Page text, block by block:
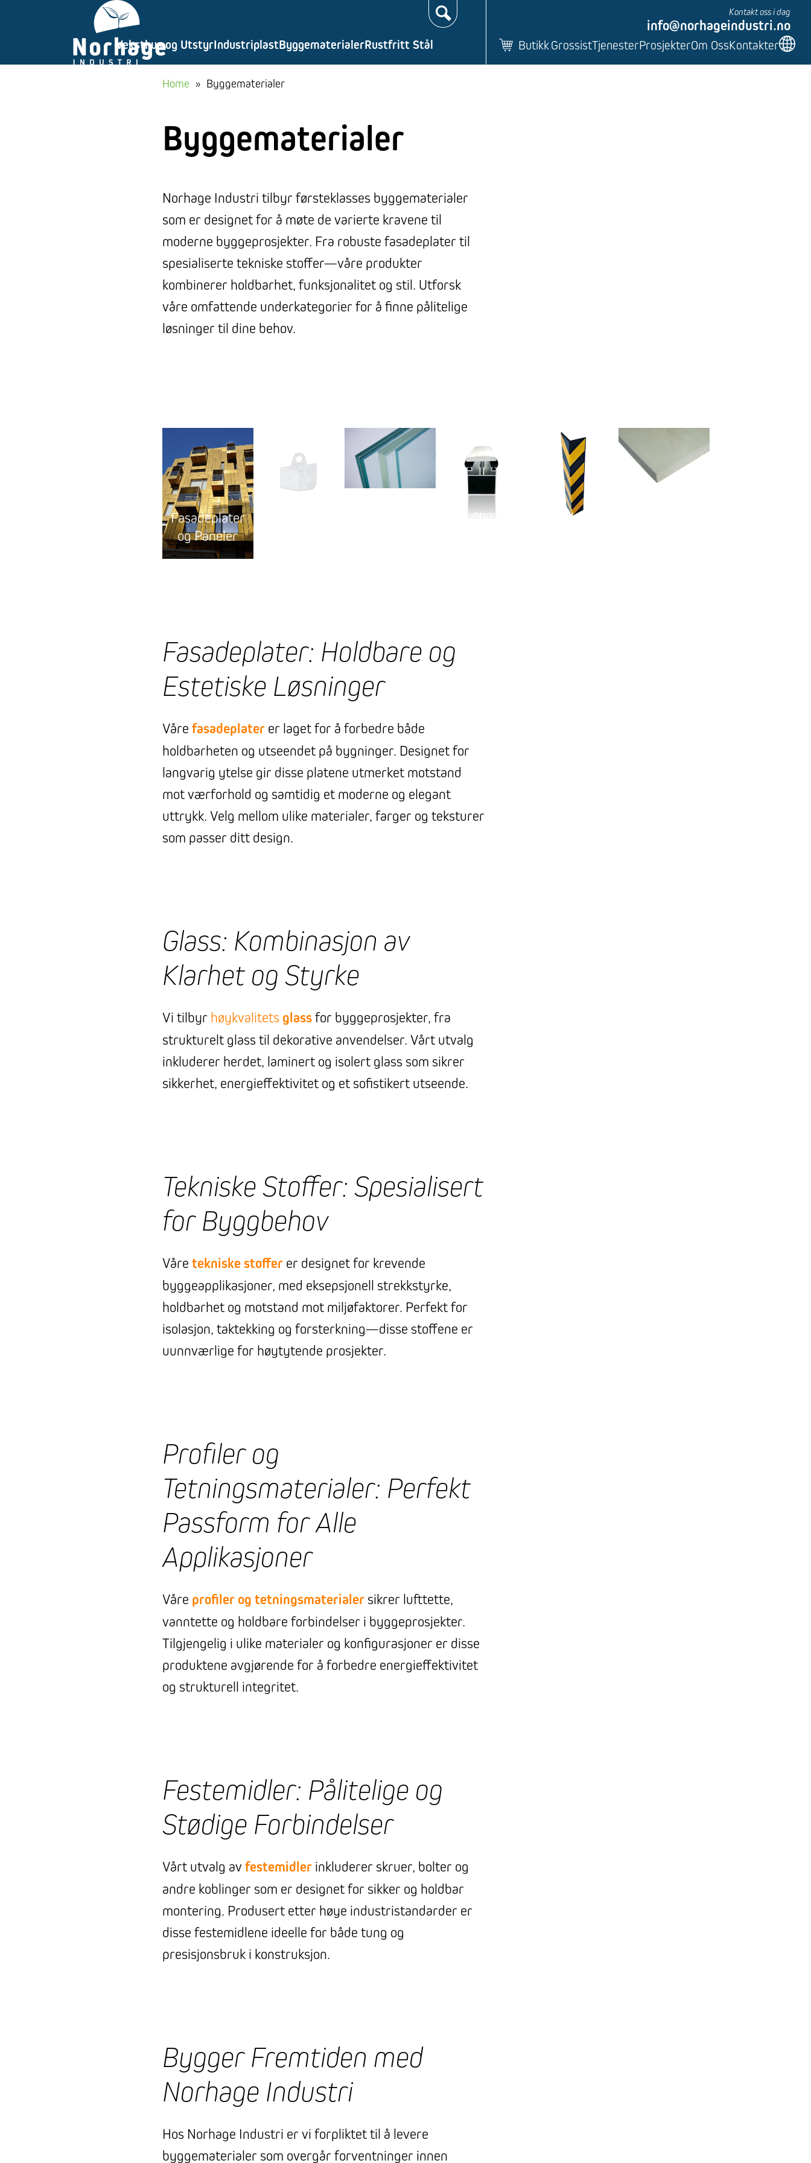
Søk…
Veksthus og UtstyrIndustriplastByggematerialerRustfritt Stål ButikkGrossistTjenesterProsjekterOm OssKontakter
Kontakt oss i dag
info@norhageindustri.no
Home » Byggematerialer
Byggematerialer
Norhage Industri tilbyr førsteklasses byggematerialer
som er designet for å møte de varierte kravene til
moderne byggeprosjekter. Fra robuste fasadeplater til
spesialiserte tekniske stoffer—våre produkter
kombinerer holdbarhet, funksjonalitet og stil. Utforsk
våre omfattende underkategorier for å finne pålitelige
løsninger til dine behov.
Fasadeplater
og Paneler
Profiler og
Sikkerhet for
Fasadeplater: Holdbare og
Estetiske Løsninger
Våre fasadeplater er laget for å forbedre både
holdbarheten og utseendet på bygninger. Designet for
langvarig ytelse gir disse platene utmerket motstand
mot værforhold og samtidig et moderne og elegant
uttrykk. Velg mellom ulike materialer, farger og teksturer
som passer ditt design.
Glass: Kombinasjon av
Klarhet og Styrke
Vi tilbyr høykvalitets glassfor byggeprosjekter, fra
strukturelt glass til dekorative anvendelser. Vårt utvalg
inkluderer herdet, laminert og isolert glass som sikrer
sikkerhet, energieffektivitet og et sofistikert utseende.
Tekniske Stoffer: Spesialisert
for Byggbehov
Våre tekniske stofferer designet for krevende
byggeapplikasjoner, med eksepsjonell strekkstyrke,
holdbarhet og motstand mot miljøfaktorer. Perfekt for
isolasjon, taktekking og forsterkning—disse stoffene er
uunnværlige for høytytende prosjekter.
Profiler og
Tetningsmaterialer: Perfekt
Passform for Alle
Applikasjoner
Våre profiler og tetningsmaterialersikrer lufttette,
vanntette og holdbare forbindelser i byggeprosjekter.
Tilgjengelig i ulike materialer og konfigurasjoner er disse
produktene avgjørende for å forbedre energieffektivitet
og strukturell integritet.
Festemidler: Pålitelige og
Stødige Forbindelser
Vårt utvalg avfestemidler inkluderer skruer, bolter og
andre koblinger som er designet for sikker og holdbar
montering. Produsert etter høye industristandarder er
disse festemidlene ideelle for både tung og
presisjonsbruk i konstruksjon.
Bygger Fremtiden med
Norhage Industri
Hos Norhage Industri er vi forpliktet til å levere
byggematerialer som overgår forventninger innen